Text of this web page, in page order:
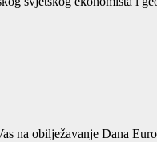
na obilježavanje Dana